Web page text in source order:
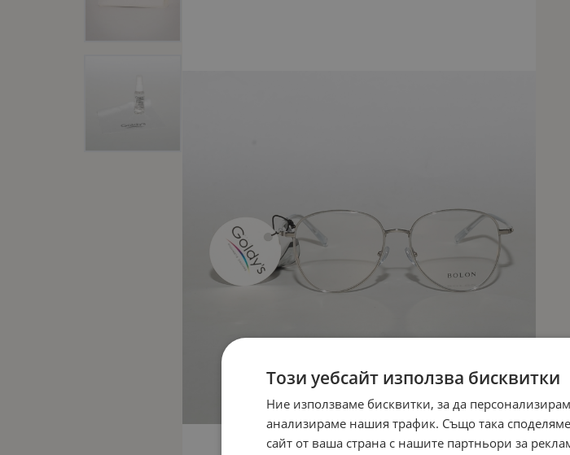
Този уебсайт използва бисквитки
Ние използваме бисквитки, за да
анализираме нашия трафик. Също така
сайт от ваша страна с нашите партньори за